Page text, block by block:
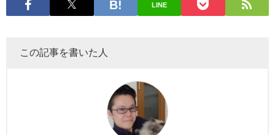
LINE
この記事を書いた人